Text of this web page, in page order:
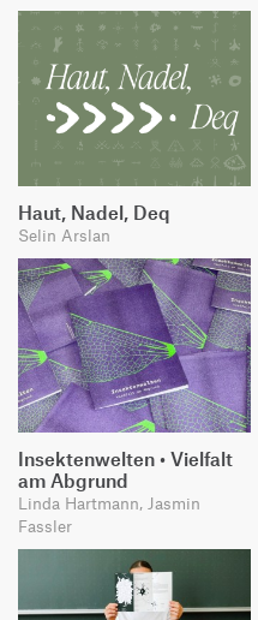
Haut, Nadel, Deq
Selin Arslan
Insektenwelten • Vielfalt
am Abgrund
Linda Hartmann, Jasmin
Fassler